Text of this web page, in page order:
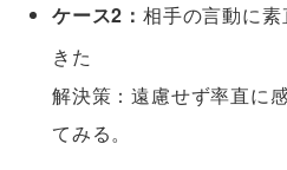
ケース2： 相手の言動に
きた
解決策：遠慮せず率直に
てみる。